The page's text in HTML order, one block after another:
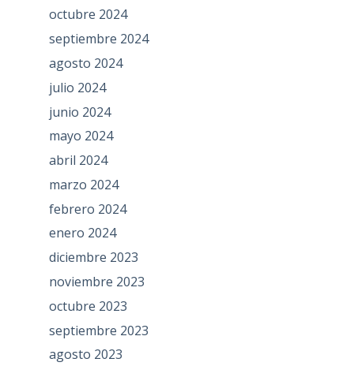
octubre 2024
septiembre 2024
agosto 2024
julio 2024
junio 2024
mayo 2024
abril 2024
marzo 2024
febrero 2024
enero 2024
diciembre 2023
noviembre 2023
octubre 2023
septiembre 2023
agosto 2023